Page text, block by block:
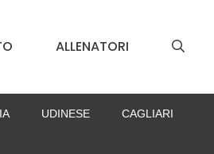
ALLENATORI
UDINESE CAGLIARI